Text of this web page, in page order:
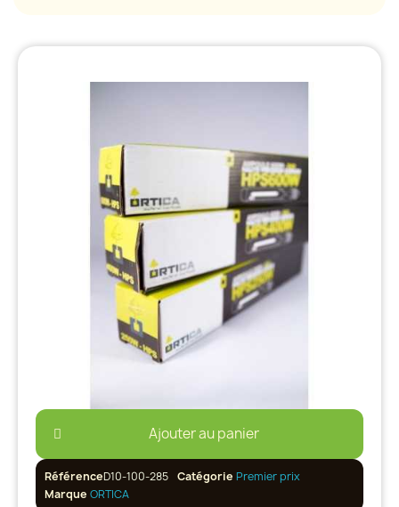
Ajouter au panier
RéférenceD10-100-285 Catégorie Premier prix
Marque ORTICA